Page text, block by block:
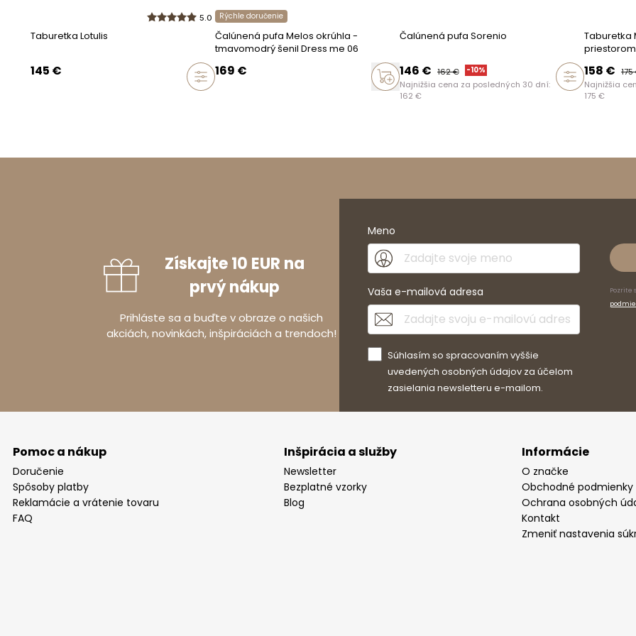
Prípustná odchýlka v rozmeroch
Montáž
Nevyžaduje sa
Informácie o výrobcovi
Výrobca
5.0
Taburetka Lotulis
145 €
Rýchle doručenie
Čalúnená pufa Melos okrúhla -
tmavomodrý šenil Dress me 06
169 €
Čalúnená pufa Sorenio
146 € 162€ -10%
Najnižšia cena za posledných 30 dní:
162 €
Taburetka
priestorom
158 € 175
Najnižšia
175 €
Získajte 10 EUR na
prvý nákup
Prihláste sa a buďte v obraze o našich
akciách, novinkách, inšpiráciách a trendoch!
Meno
Vaša e-mailová adresa
Súhlasím so spracovaním vyššie
uvedených osobných údajov za účelom
zasielania newsletteru e-mailom.
Pozrite
Pomoc a nákup
Doručenie
Spôsoby platby
Reklamácie a vrátenie tovaru
FAQ
Inšpirácia a služby
Newsletter
Bezplatné vzorky
Blog
Informácie
O značke
Obchodné podmienky
Ochrana osobných
Kontakt
Zmeniť nastavenia